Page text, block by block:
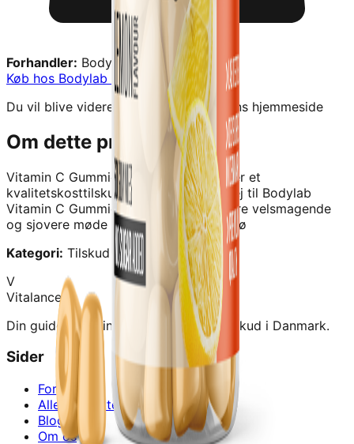
Forhandler: Bodylab
Køb hos Bodylab →
Du vil blive videresendt til forhandlerens hjemmeside
Om dette produkt
Vitamin C Gummies (60 stk) - Lemoner et
kvalitetskosttilskud fra
Bodylab.Sig hej til Bodylab
Vitamin C Gummies - en nemmere, mere velsmagende
og sjovere møde at fø sine vitaminer pø
Kategori: Tilskud › Vitaminer/mineraler
V
Vitalance
Din guide til at finde de bedste kosttilskud i Danmark.
Sider
Forside
Alle produkter
Blog
Om os